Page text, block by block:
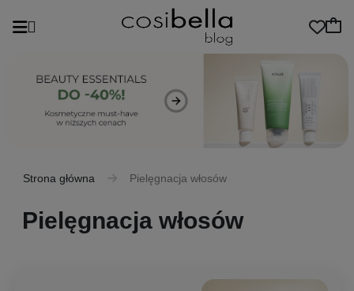
Strona główna Pielęgnacja włosów
Pielęgnacja włosów